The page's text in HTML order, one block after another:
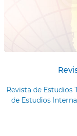
Revista de
de Estudios